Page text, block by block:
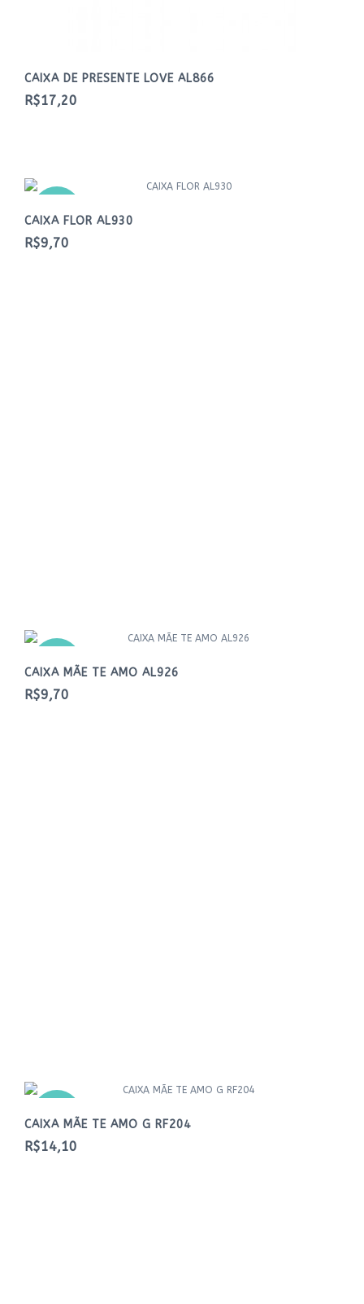
CAIXA DE PRESENTE LOVE AL866
R$17,20
CAIXA FLOR AL930
R$9,70
CAIXA MÃE TE AMO AL926
R$9,70
CAIXA MÃE TE AMO G RF204
R$14,10